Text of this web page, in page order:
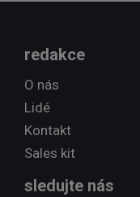
redakce
O nás
Lidé
Kontakt
Sales kit
sledujte nás